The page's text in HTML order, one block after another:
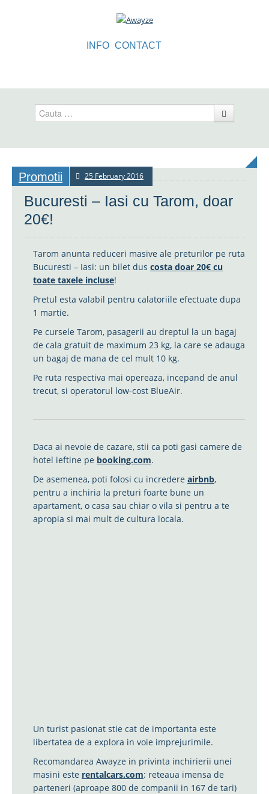
INFO CONTACT
Promotii 25 February 2016
Bucuresti – Iasi cu Tarom, doar
20€!
Tarom anunta reduceri masive ale preturilor pe ruta
Bucuresti – Iasi: un bilet dus costa doar 20€ cu
toate taxele incluse!
Pretul esta valabil pentru calatoriile efectuate dupa
1 martie.
Pe cursele Tarom, pasagerii au dreptul la un bagaj
de cala gratuit de maximum 23 kg, la care se adauga
un bagaj de mana de cel mult 10 kg.
Pe ruta respectiva mai opereaza, incepand de anul
trecut, si operatorul low-cost BlueAir.
Daca ai nevoie de cazare, stii ca poti gasi camere de
hotel ieftine pe booking.com.
De asemenea, poti folosi cu incredere airbnb,
pentru a inchiria la preturi foarte bune un
apartament, o casa sau chiar o vila si pentru a te
apropia si mai mult de cultura locala.
Un turist pasionat stie cat de importanta este
libertatea de a explora in voie imprejurimile.
Recomandarea Awayze in privinta inchirierii unei
masini este rentalcars.com: reteaua imensa de
parteneri (aproape 800 de companii in 167 de tari)